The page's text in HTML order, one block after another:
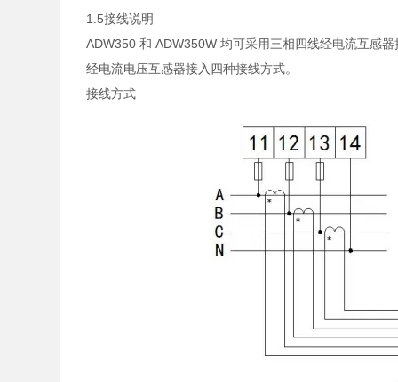
1.5接线说明
ADW350 和 ADW350W 均可采用三相四线经电流互感
经电流电压互感器接入四种接线方式。
接线方式